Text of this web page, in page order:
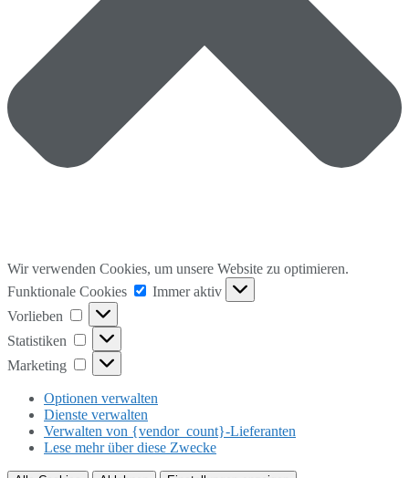
Wir verwenden Cookies, um unsere Website zu optimieren.
Funktionale Cookies
Funktionale
Cookies
Immer aktiv
Vorlieben
Vorlieben
Statistiken Statistiken
Marketing Marketing
Optionen verwalten
Dienste verwalten
Verwalten von {vendor_count}-Lieferanten
Lese mehr über diese Zwecke